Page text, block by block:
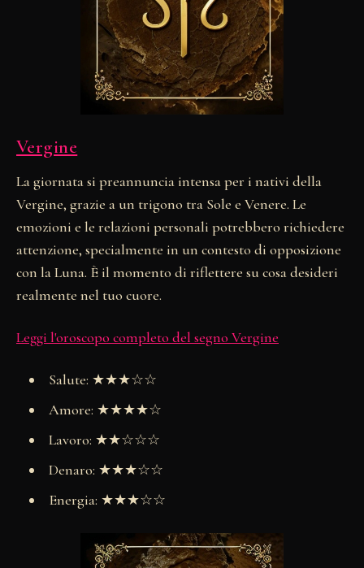
Vergine
La giornata si preannuncia intensa per i nativi della
Vergine, grazie a un trigono tra Sole e Venere. Le
emozioni e le relazioni personali potrebbero richiedere
attenzione, specialmente in un contesto di opposizione
con la Luna. È il momento di riflettere su cosa desideri
realmente nel tuo cuore.
Leggi l'oroscopo completo del segno Vergine
Salute: ★★★☆☆
Amore: ★★★★☆
Lavoro: ★★☆☆☆
Denaro: ★★★☆☆
Energia: ★★★☆☆